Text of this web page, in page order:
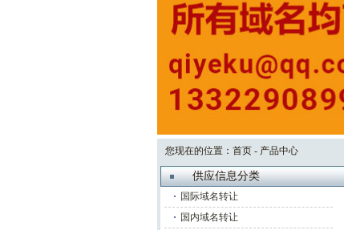
您现在的位置： 首页 - 产品中心
供应信息分类
国际域名转让
国内域名转让